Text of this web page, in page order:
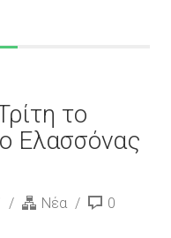
το
Ελασσόνας
Νέα 0